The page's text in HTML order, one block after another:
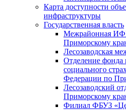
Карта доступности
инфраструктуры
Государственная власть
Межрайонная
Приморскому
Лесозаводская
Отделение фонда
социального
Федерации по
Лесозаводский
Приморскому
Филиал ФБУЗ